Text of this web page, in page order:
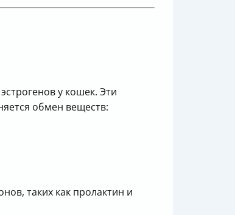
у кошек. Эти
обмен веществ:
таких как пролактин и